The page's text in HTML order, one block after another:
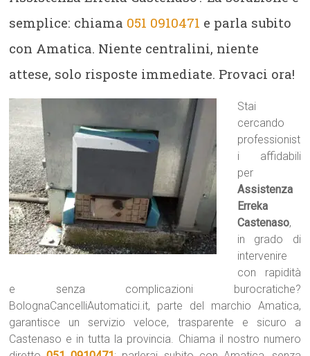
semplice: chiama 051 0910471 e parla subito
con Amatica. Niente centralini, niente
attese, solo risposte immediate. Provaci ora!
Stai
cercando
professionist
i affidabili
per
Assistenza
Erreka
Castenaso,
in grado di
intervenire
con rapidità
e senza complicazioni burocratiche?
BolognaCancelliAutomatici.it, parte del marchio Amatica,
garantisce un servizio veloce, trasparente e sicuro a
Castenaso e in tutta la provincia. Chiama il nostro numero